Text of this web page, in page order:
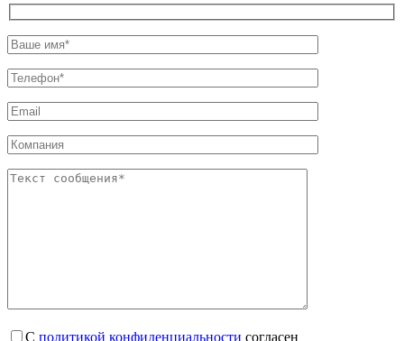
С политикой конфиденциальности согласен